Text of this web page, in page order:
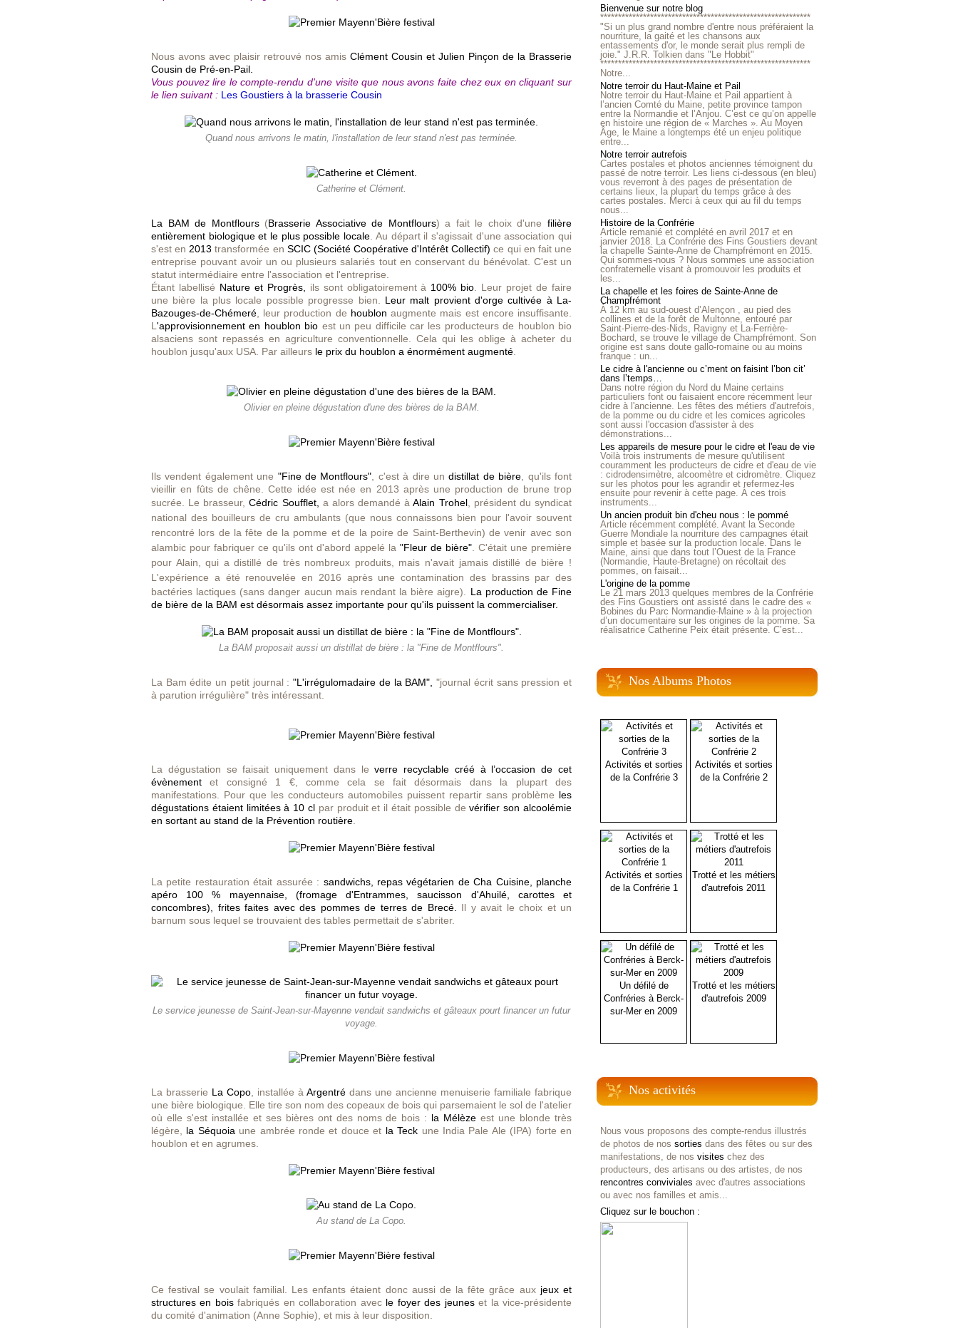
Nous avons avec plaisir retrouvé nos amis Clément Cousin et Julien Pinçon de la Brasserie
Cousin de Pré-en-Pail.
Vous pouvez lire le compte-rendu d'une visite que nous avons faite chez eux en cliquant sur
le lien suivant : Les Goustiers à la brasserie Cousin
Quand nous arrivons le matin, l'installation de leur stand n'est pas terminée.
Catherine et Clément.
La BAMde Montflours(Brasserie Associative de Montflours) a fait le choix d'unefilière
entièrement biologique et le plus possible locale . Au départ il s'agissait d'une association qui
s'est en 2013 transformée en SCIC (Société Coopérative d'Intérêt Collectif) ce qui en fait une
entreprise pouvant avoir un ou plusieurs salariés tout en conservant du bénévolat. C'est un
statut intermédiaire entre l'association et l'entreprise.
Étant labellisé Nature et Progrès, ils sont obligatoirement à 100% bio . Leur projet de faire
une bière la plus locale possible progresse bien. Leur malt provient d'orge cultivée à La-
Bazouges-de-Chémeré , leur production de houblon augmente mais est encore insuffisante.
L 'approvisionnement en houblon bio est un peu difficile car les producteurs de houblon bio
alsaciens sont repassés en agriculture conventionnelle. Cela qui les oblige à acheter du
houblon jusqu'aux USA. Par ailleurs le prix du houblon a énormément augmenté
Olivier en pleine dégustation d'une des bières de la BAM.
Ils vendent également une "Fine de Montflours" , c'est à dire undistillat de bière , qu'ils font
vieillir en fûts de chêne. Cette idée est née en 2013 après une production de brune trop
sucrée. Le brasseur,Cédric Soufflet, a alors demandé àAlain Trohel, président du syndicat
national des bouilleurs de cru ambulants (que nous connaissons bien pour l'avoir souvent
rencontré lors de la fête de la pomme et de la poire de Saint-Berthevin) de venir avec son
alambic pour fabriquer ce qu'ils ont d'abord appelé la "Fleur de bière" . C'était une première
pour Alain, qui a distillé de très nombreux produits, mais n'avait jamais distillé de bière !
L'expérience a été renouvelée en 2016 après une contamination des brassins par des
bactéries lactiques (sans danger aucun mais rendant la bière aigre). La production de Fine
de bière de la BAM est désormais assez importante pour qu'ils puissent la commercialiser.
La BAM proposait aussi un distillat de bière : la "Fine de Montflours".
La Bam édite un petit journal : "L'irrégulomadaire de la BAM", "journal écrit sans pression et
à parution irrégulière" très intéressant.
La dégustation se faisait uniquement dans leverre recyclable créé à l’occasion de cet
évènement et consigné 1 €, comme cela se fait désormais dans la plupart des
manifestations. Pour que les conducteurs automobiles puissent repartir sans problème les
dégustations étaient limitées à 10 cl par produit et il était possible devérifier son alcoolémie
en sortant au stand de la Prévention routière
La petite restauration était assurée : sandwichs, repas végétarien de Cha Cuisine, planche
apéro 100 % mayennaise, (fromage d'Entrammes, saucisson d'Ahuilé, carottes et
concombres), frites faites avec des pommes de terres de Brecé.
Il y avait le choix et un
barnum sous lequel se trouvaient des tables permettait de s'abriter.
Le service jeunesse de Saint-Jean-sur-Mayenne vendait sandwichs et gâteaux pourt financer un futur
voyage.
La brasserie La Copo , installée à Argentré dans une ancienne menuiserie familiale fabrique
une bière biologique. Elle tire son nom des copeaux de bois qui parsemaient le sol de l'atelier
où elle s'est installée et ses bières ont des noms de bois : la Mélèze est une blonde très
légère, la Séquoia une ambrée ronde et douce et la Teck une India Pale Ale (IPA) forte en
houblon et en agrumes.
Au stand de La Copo.
Ce festival se voulait familial. Les enfants étaient donc aussi de la fête grâce aux jeux et
structures en boisfabriqués en collaboration avec le foyer des jeuneset la vice-présidente
du comité d'animation (Anne Sophie), et mis à leur disposition.
Bienvenue sur notre blog
***********************************************************
"Si un plus grand nombre d'entre nous préféraient la
nourriture, la gaité et les chansons aux
entassements d'or, le monde serait plus rempli de
joie." J.R.R. Tolkien dans "Le Hobbit"
***********************************************************
Notre...
Notre terroir du Haut-Maine et Pail
Notre terroir du Haut-Maine et Pail appartient à
l’ancien Comté du Maine, petite province tampon
entre la Normandie et l’Anjou. C’est ce qu’on appelle
en histoire une région de « Marches ». Au Moyen
Âge, le Maine a longtemps été un enjeu politique
entre...
Notre terroir autrefois
Cartes postales et photos anciennes témoignent du
passé de notre terroir. Les liens ci-dessous (en bleu)
vous reverront à des pages de présentation de
certains lieux, la plupart du temps grâce à des
cartes postales. Merci à ceux qui au fil du temps
nous...
Histoire de la Confrérie
Article remanié et complété en avril 2017 et en
janvier 2018. La Confrérie des Fins Goustiers devant
la chapelle Sainte-Anne de Champfrémont en 2015.
Qui sommes-nous ? Nous sommes une association
confraternelle visant à promouvoir les produits et
les...
La chapelle et les foires de Sainte-Anne de
Champfrémont
À 12 km au sud-ouest d’Alençon , au pied des
collines et de la forêt de Multonne, entouré par
Saint-Pierre-des-Nids, Ravigny et La-Ferrière-
Bochard, se trouve le village de Champfrémont. Son
origine est sans doute gallo-romaine ou au moins
franque : un...
Le cidre à l'ancienne ou c’ment on faisint l’bon cit’
dans l’temps…
Dans notre région du Nord du Maine certains
particuliers font ou faisaient encore récemment leur
cidre à l'ancienne. Les fêtes des métiers d'autrefois,
de la pomme ou du cidre et les comices agricoles
sont aussi l'occasion d'assister à des
démonstrations...
Les appareils de mesure pour le cidre et l'eau de vie
Voilà trois instruments de mesure qu'utilisent
couramment les producteurs de cidre et d'eau de vie
: cidrodensimètre, alcoomètre et cidromètre. Cliquez
sur les photos pour les agrandir et refermez-les
ensuite pour revenir à cette page. À ces trois
instruments...
Un ancien produit bin d'cheu nous : le pommé
Article récemment complété. Avant la Seconde
Guerre Mondiale la nourriture des campagnes était
simple et basée sur la production locale. Dans le
Maine, ainsi que dans tout l’Ouest de la France
(Normandie, Haute-Bretagne) on récoltait des
pommes, on faisait...
L'origine de la pomme
Le 21 mars 2013 quelques membres de la Confrérie
des Fins Goustiers ont assisté dans le cadre des «
Bobines du Parc Normandie-Maine » à la projection
d’un documentaire sur les origines de la pomme. Sa
réalisatrice Catherine Peix était présente. C’est...
Nos Albums Photos
Activités et sorties
de la Confrérie 3
Activités et sorties
de la Confrérie 2
Activités et sorties
de la Confrérie 1
Trotté et les métiers
d'autrefois 2011
Un défilé de
Confréries à Berck-
sur-Mer en 2009
Trotté et les métiers
d'autrefois 2009
Nos activités
Nous vous proposons des compte-rendus illustrés
de photos de nos sorties dans des fêtes ou sur des
manifestations, de nos visites chez des
producteurs, des artisans ou des artistes, de nos
rencontres conviviales avec d'autres associations
ou avec nos familles et amis...
Cliquez sur le bouchon :